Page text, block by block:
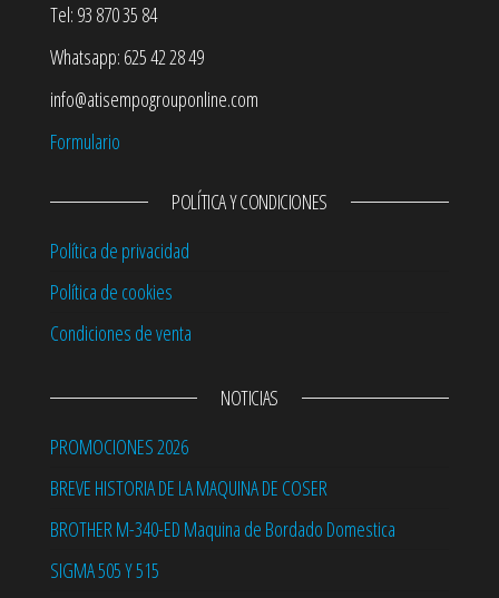
Tel: 93 870 35 84
Whatsapp: 625 42 28 49
info@atisempogrouponline.com
Formulario
POLÍTICA Y CONDICIONES
Política de privacidad
Política de cookies
Condiciones de venta
NOTICIAS
PROMOCIONES 2026
BREVE HISTORIA DE LA MAQUINA DE COSER
BROTHER M-340-ED Maquina de Bordado Domestica
SIGMA 505 Y 515